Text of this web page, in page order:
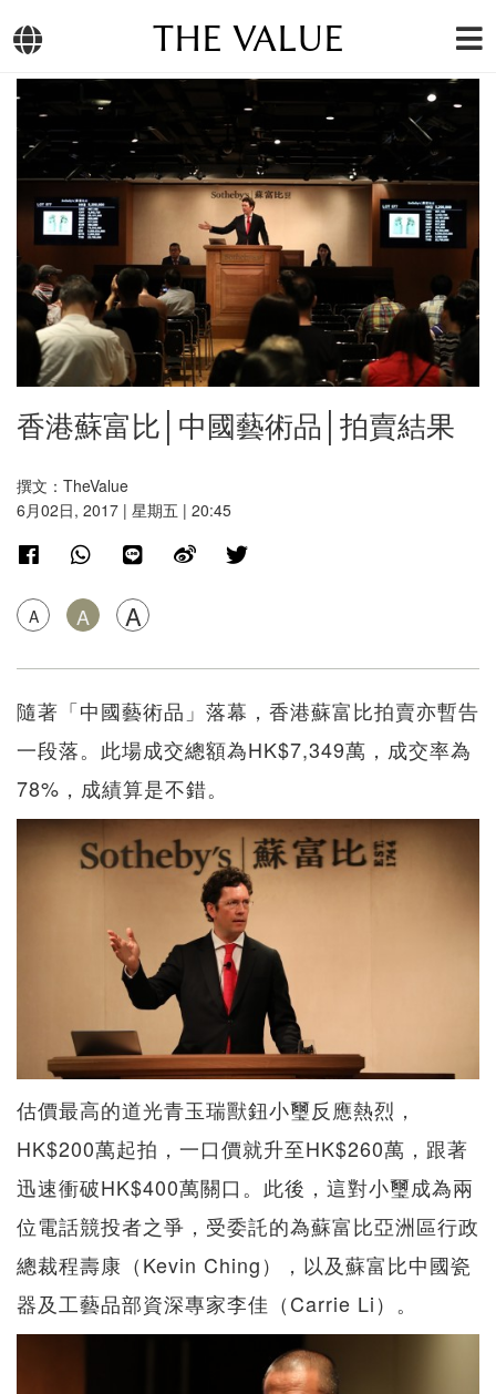
THE VALUE
香港蘇富比│中國藝術品│拍賣結果
撰文：TheValue
6月02日, 2017 | 星期五 | 20:45
A A A
隨著「中國藝術品」落幕，香港蘇富比拍賣亦暫告
一段落。此場成交總額為HK$7,349萬，成交率為
78%，成績算是不錯。
估價最高的道光青玉瑞獸鈕小璽反應熱烈，
HK$200萬起拍，一口價就升至HK$260萬，跟著
迅速衝破HK$400萬關口。此後，這對小璽成為兩
位電話競投者之爭，受委託的為蘇富比亞洲區行政
總裁程壽康（Kevin Ching），以及蘇富比中國瓷
器及工藝品部資深專家李佳（Carrie Li）。